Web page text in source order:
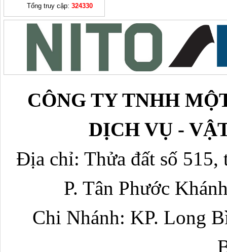
Tổng truy cập: 324330
CÔNG TY TNHH
DỊCH VỤ -
Địa chỉ: Thửa đất số
P. Tân Phước
Chi Nhánh: KP. Long